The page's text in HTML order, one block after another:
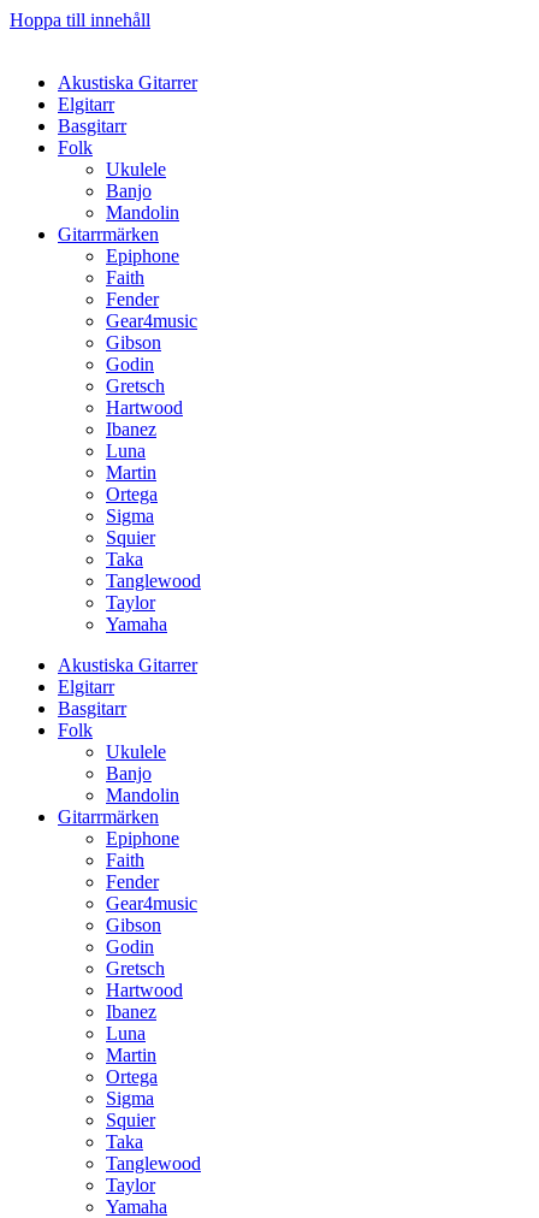
Hoppa till innehåll
Akustiska Gitarrer
Elgitarr
Basgitarr
Folk
Ukulele
Banjo
Mandolin
Gitarrmärken
Epiphone
Faith
Fender
Gear4music
Gibson
Godin
Gretsch
Hartwood
Ibanez
Luna
Martin
Ortega
Sigma
Squier
Taka
Tanglewood
Taylor
Yamaha
Akustiska Gitarrer
Elgitarr
Basgitarr
Folk
Ukulele
Banjo
Mandolin
Gitarrmärken
Epiphone
Faith
Fender
Gear4music
Gibson
Godin
Gretsch
Hartwood
Ibanez
Luna
Martin
Ortega
Sigma
Squier
Taka
Tanglewood
Taylor
Yamaha